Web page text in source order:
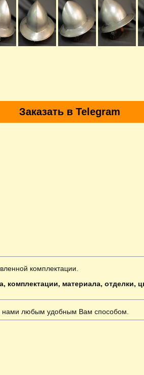
Заказать в Telegram
комплектации.
комплектации, материала, отделки,
нами любым удобным Вам способом.